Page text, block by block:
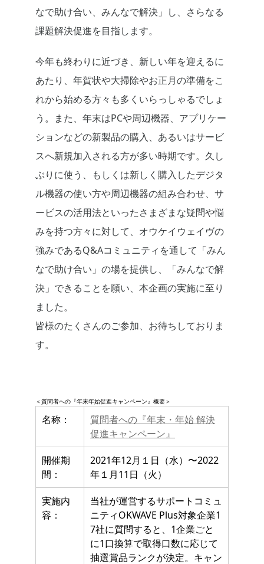
なで助け合い、みんなで解決」し、さらなる
課題解決促進を目指します。
今年も終わりに近づき、新しい年を迎えるに
あたり、年賀状や大掃除やお正月の準備をこ
れから始める方々も多くいらっしゃるでしょ
う。また、年末はPCや周辺機器、アプリケー
ションなどの新製品の購入、あるいはサービ
スへ新規加入される方が多い時期です。久し
ぶりに使う、もしくは新しく購入したデジタ
ル機器の使い方や周辺機器の組み合わせ、サ
ービスの活用法といったさまざまな疑問や悩
みを持つ方々に対して、オウケイウェイヴの
強みであるQ&Aコミュニティを通して「みん
なで助け合い」の場を提供し、「みんなで解
決」できることを願い、本企画の実施に至り
ました。
皆様のたくさんのご参加、お待ちしておりま
す。
＜質問者への『年末年始促進キャンペーン』概要＞
名称：
質問者への『年末・年始 解決
促進キャンペーン』
開催期
間：
2021年12月１日（水）〜2022
年１月11日（火）
実施内
容：
当社が運営するサポートコミュ
ニティOKWAVE Plus対象企業1
7社に質問すると、1企業ごと
に1口換算で取得口数に応じて
抽選賞品ランクが決定。キャン